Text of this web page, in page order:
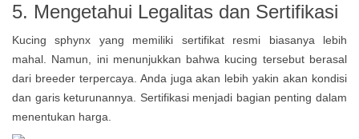
5. Mengetahui Legalitas dan Sertifikasi
Kucing sphynx yang memiliki sertifikat resmi biasanya lebih
mahal. Namun, ini menunjukkan bahwa kucing tersebut berasal
dari breeder terpercaya. Anda juga akan lebih yakin akan kondisi
dan garis keturunannya. Sertifikasi menjadi bagian penting dalam
menentukan harga.